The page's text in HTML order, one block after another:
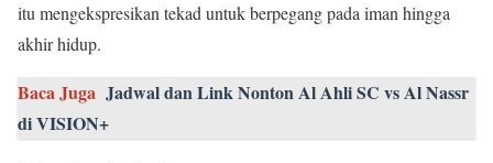
itu mengekspresikan tekad untuk berpegang pada iman hingga
akhir hidup.
Baca Juga Jadwal dan Link Nonton Al Ahli SC vs Al Nassr
di VISION+